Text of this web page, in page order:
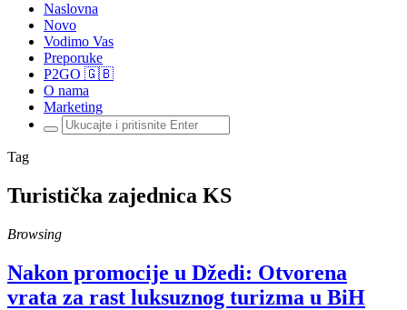
Naslovna
Novo
Vodimo Vas
Preporuke
P2GO 🇬🇧
O nama
Marketing
Traži:
Tag
Turistička zajednica KS
Browsing
Nakon promocije u Džedi: Otvorena
vrata za rast luksuznog turizma u BiH